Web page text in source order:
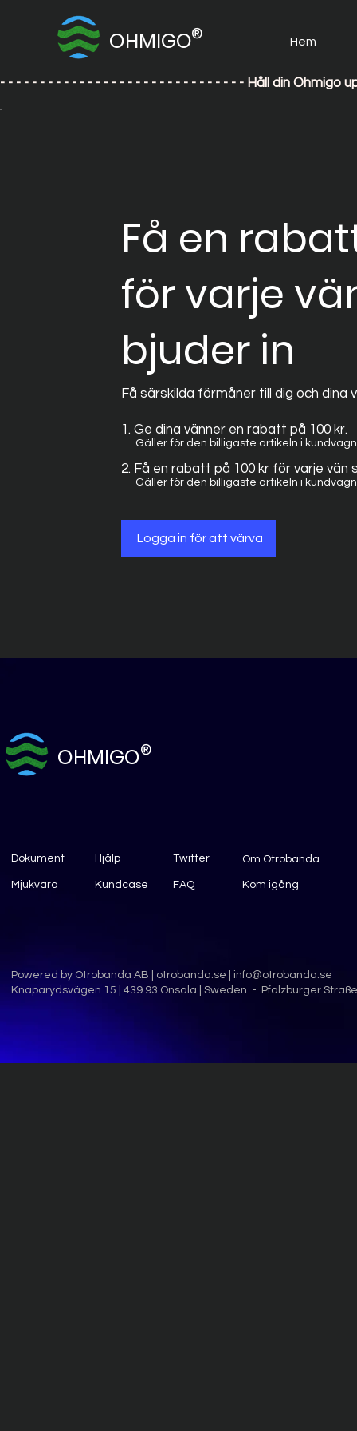
OHMIGO® Hem
- - - - - - - - - - - - - - - - - - - - - - - - - - - - - - - Håll din
Få en
för varje
bjuder in
Få särskilda förmåner till dig och dina
Ge dina vänner en rabatt på 100 kr.
Gäller för den billigaste artikeln i
Få en rabatt på 100 kr för varje vän
Gäller för den billigaste artikeln i
Logga in för att värva
OHMIGO®
Dokument Hjälp Twitter Om Otrobanda
Mjukvara Kundcase FAQ Kom igång
Powered by Otrobanda AB | otrobanda.se
info@otrobanda.se
Knaparydsvägen 15 | 439 93 Onsala | Sweden - Pfalzburger